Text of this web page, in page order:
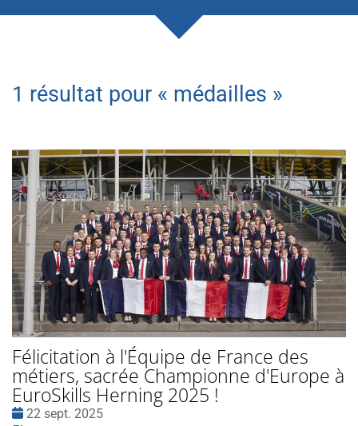
1 résultat pour « médailles »
Félicitation à l'Équipe de France des
métiers, sacrée Championne d'Europe à
EuroSkills Herning 2025 !
Date
22 sept. 2025